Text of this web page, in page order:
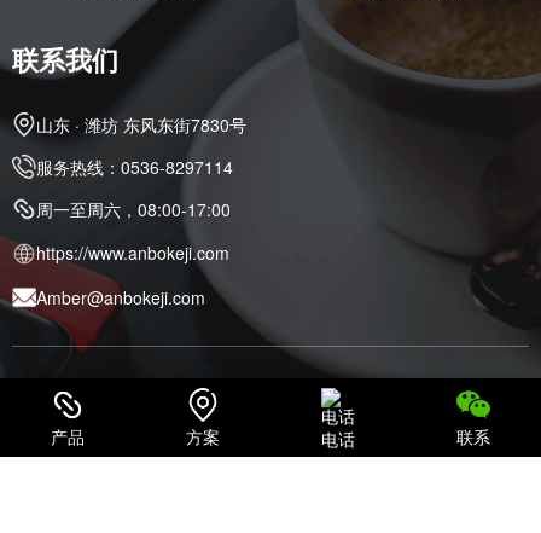
联系我们
山东 · 潍坊 东风东街7830号
服务热线：0536-8297114
周一至周六，08:00-17:00
https://www.anbokeji.com
Amber@anbokeji.com
© Copyright 2025
山东潍坊UPS电源、蓄电池、精密空调、模块化机
房 · 安博科技
All Rights Reserved.
产品 方案 电话 联系